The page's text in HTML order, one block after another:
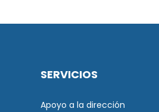
SERVICIOS
Apoyo a la dirección